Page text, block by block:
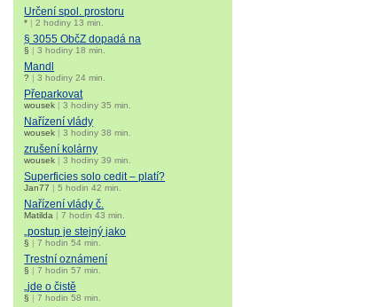
Určení spol. prostoru
* |2 hodiny 13 min.
§ 3055 ObčZ dopadá na
§ |3 hodiny 18 min.
Mandl
? |3 hodiny 24 min.
Přeparkovat
wousek |3 hodiny 35 min.
Nařízení vlády
wousek |3 hodiny 38 min.
zrušení kolárny
wousek |3 hodiny 39 min.
Superficies solo cedit – platí?
Jan77 |5 hodin 42 min.
Nařízení vlády č.
Matilda |7 hodin 43 min.
„postup je stejný jako
§ |7 hodin 54 min.
Trestní oznámení
§ |7 hodin 57 min.
„jde o čistě
§ |7 hodin 58 min.